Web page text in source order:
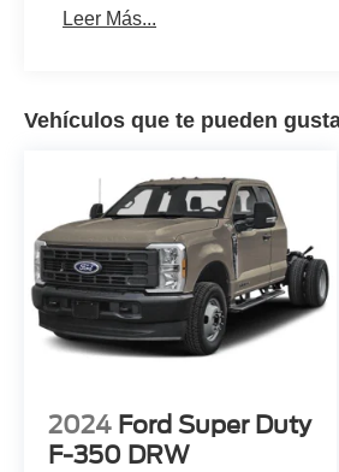
Leer Más...
Vehículos que te pueden
2024 Ford Super Duty
F-350 DRW